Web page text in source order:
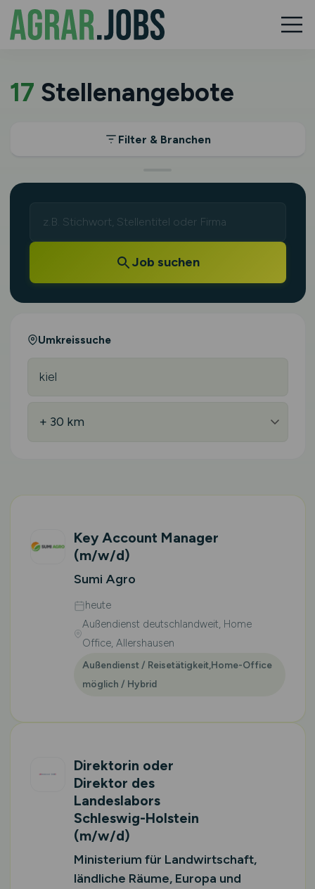
17 Stellenangebote
Filter & Branchen
Job suchen
Umkreissuche
Key Account Manager
(m/w/d)
Sumi Agro
heute
Außendienst deutschlandweit, Home
Office, Allershausen
Außendienst / Reisetätigkeit,Home-Office
möglich / Hybrid
Direktorin oder
Direktor des
Landeslabors
Schleswig-Holstein
(m/w/d)
Ministerium für Landwirtschaft,
ländliche Räume, Europa und